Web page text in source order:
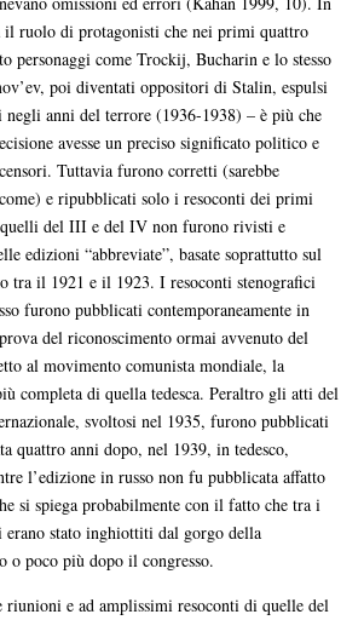
il ruolo di protagonisti che nei primi quattro
personaggi come Trockij, Bucharin e lo stesso
poi diventati oppositori di Stalin, espulsi
anni del terrore (1936-1938) – è più che
avesse un preciso significato politico e
Tuttavia furono corretti (sarebbe
e ripubblicati solo i resoconti dei primi
quelli del III e del IV non furono rivisti e
edizioni “abbreviate”, basate soprattutto sul
tra il 1921 e il 1923. I resoconti stenografici
furono pubblicati contemporaneamente in
del riconoscimento ormai avvenuto del
al movimento comunista mondiale, la
completa di quella tedesca. Peraltro gli atti del
svoltosi nel 1935, furono pubblicati
quattro anni dopo, nel 1939, in tedesco,
l’edizione in russo non fu pubblicata affatto
si spiega probabilmente con il fatto che tra i
stato inghiottiti dal gorgo della
o poco più dopo il congresso.
e ad amplissimi resoconti di quelle del